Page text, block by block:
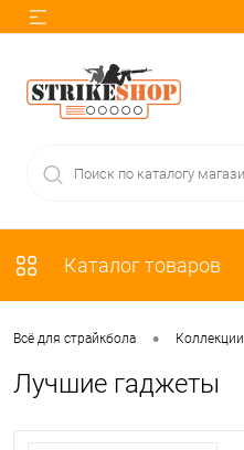
Каталог товаров
Всё для страйкбола • Коллекции
Лучшие гаджеты